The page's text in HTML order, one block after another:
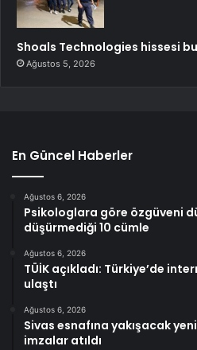
Shoals Technologies hissesi
Ağustos 5, 2026
En Güncel Haberler
Ağustos 6, 2026
Psikologlara göre özgüveni
düşürmediği 10 cümle
Ağustos 6, 2026
TÜİK açıkladı: Türkiye’de
ulaştı
Ağustos 6, 2026
Sivas esnafına yakışacak
imzalar atıldı